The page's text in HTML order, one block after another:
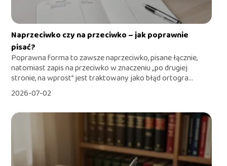
Naprzeciwko czy na przeciwko – jak poprawnie
pisać?
Poprawna forma to zawsze naprzeciwko, pisane łącznie,
natomiast zapis na przeciwko w znaczeniu „po drugiej
stronie, na wprost” jest traktowany jako błąd ortogra...
2026-07-02